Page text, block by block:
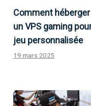
Comment
un VPS gaming
jeu personnalisée
19 mars 2025